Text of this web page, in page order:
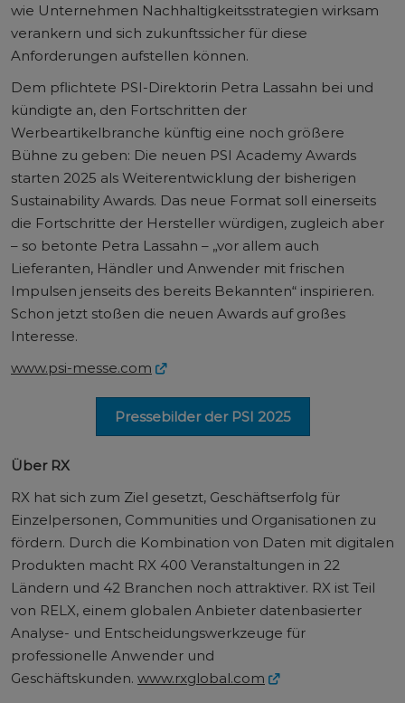
wie Unternehmen Nachhaltigkeitsstrategien wirksam
verankern und sich zukunftssicher für diese
Anforderungen aufstellen können.
Dem pflichtete PSI-Direktorin Petra Lassahn bei und
kündigte an, den Fortschritten der
Werbeartikelbranche künftig eine noch größere
Bühne zu geben: Die neuen PSI Academy Awards
starten 2025 als Weiterentwicklung der bisherigen
Sustainability Awards. Das neue Format soll einerseits
die Fortschritte der Hersteller würdigen, zugleich aber
– so betonte Petra Lassahn – „vor allem auch
Lieferanten, Händler und Anwender mit frischen
Impulsen jenseits des bereits Bekannten“ inspirieren.
Schon jetzt stoßen die neuen Awards auf großes
Interesse.
www.psi-messe.com
Pressebilder der PSI 2025
Über RX
RX hat sich zum Ziel gesetzt, Geschäftserfolg für
Einzelpersonen, Communities und Organisationen zu
fördern. Durch die Kombination von Daten mit digitalen
Produkten macht RX 400 Veranstaltungen in 22
Ländern und 42 Branchen noch attraktiver. RX ist Teil
von RELX, einem globalen Anbieter datenbasierter
Analyse- und Entscheidungswerkzeuge für
professionelle Anwender und
Geschäftskunden. www.rxglobal.com